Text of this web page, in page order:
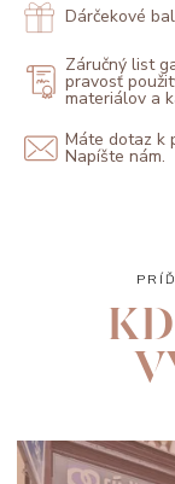
Dárčekové
Záručný list
pravosť
materiálov a
Máte dotaz k
Napíšte nám.